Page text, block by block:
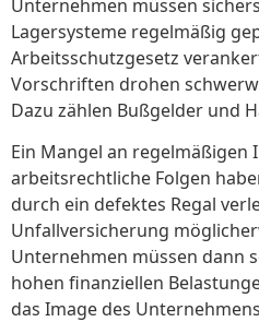
Unternehmen müssen
Lagersysteme regelmäßig
Arbeitsschutzgesetz
Vorschriften drohen
Dazu zählen Bußgelder und
Ein Mangel an regelmäßigen
arbeitsrechtliche Folgen
durch ein defektes Regal
Unfallversicherung
Unternehmen müssen dann
hohen finanziellen
das Image des